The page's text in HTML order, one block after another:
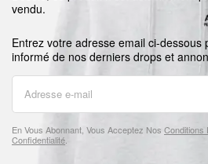
vendu.
Entrez votre adresse email ci-dessous
informé de nos derniers drops et
En Vous Abonnant, Vous Acceptez Nos Conditions
Confidentialité